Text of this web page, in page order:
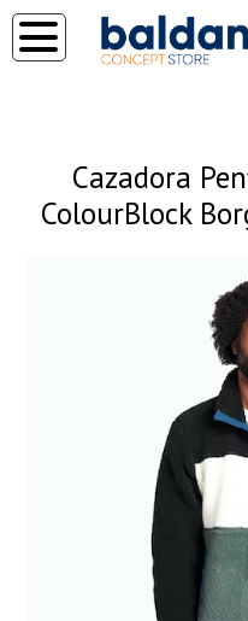
Cazadora
ColourBlock